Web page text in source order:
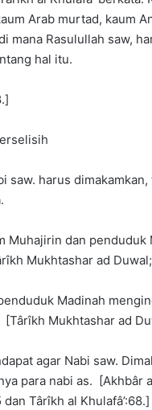
Arab murtad, kaum
mana Rasulullah saw,
hal itu.
saw. harus
Muhajirin dan
Mukhtashar ad
Madinah
Mukhtashar ad
agar Nabi saw.
para nabi as. [Akhbâr
Târîkh al Khulafâ’:68.]